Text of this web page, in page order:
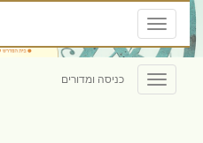
Toggle
navigation
Toggle
navigation
כניסה ומדורים